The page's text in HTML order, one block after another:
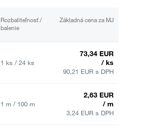
Rozbaliteľnosť /
balenie
Základná cena za MJ
1 ks / 24 ks
73,34 EUR
/ ks
90,21 EUR s DPH
1 m / 100 m
2,63 EUR
/ m
3,24 EUR s DPH